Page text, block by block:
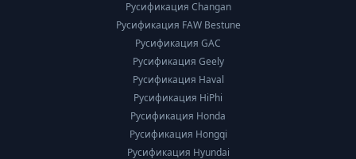
Русификация Changan
Русификация FAW Bestune
Русификация GAC
Русификация Geely
Русификация Haval
Русификация HiPhi
Русификация Honda
Русификация Hongqi
Русификация Hyundai